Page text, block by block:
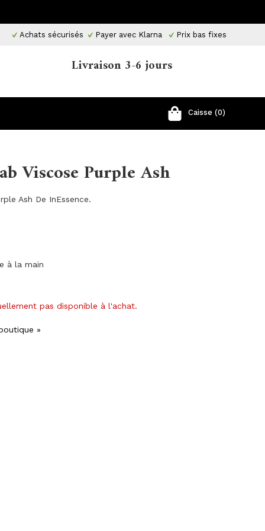
Achats sécurisés Payer avec Klarna Prix ​​bas fixes
Livraison 3-6 jours
Caisse (0)
Viscose Purple Ash
Ash De InEssence.
à la main
pas disponible à l'achat.
»